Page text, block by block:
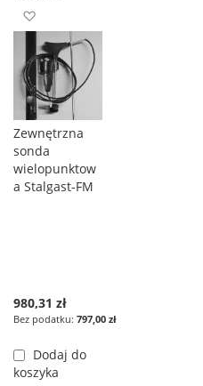
Zewnętrzna
sonda
wielopunktow
a Stalgast-FM
980,31 zł
797,00 zł
Dodaj do
koszyka